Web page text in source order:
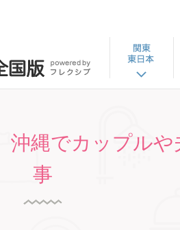
沖縄でカップル
事